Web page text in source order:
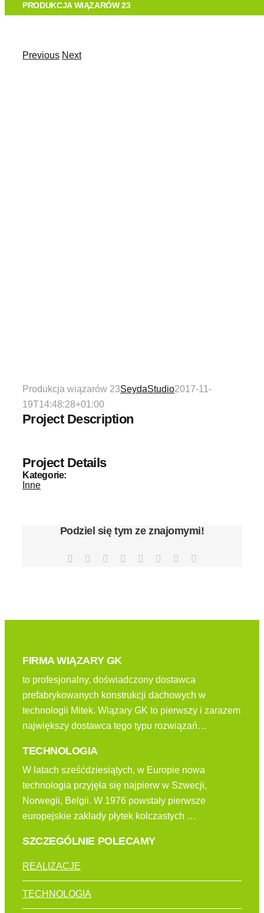
PRODUKCJA WIĄZARÓW 23
Previous Next
Produkcja wiązarów 23SeydaStudio2017-11-
19T14:48:28+01:00
Project Description
Project Details
Kategorie:
Inne
Podziel się tym ze znajomymi!
Facebook Reddit LinkedIn
TumblrPinterest
FIRMA WIĄZARY GK
to profesjonalny, doświadczony dostawca
prefabrykowanych konstrukcji dachowych w
technologii Mitek. Wiązary GK to pierwszy i zarazem
największy dostawca tego typu rozwiązań…
TECHNOLOGIA
W latach sześćdziesiątych, w Europie nowa
technologia przyjęła się najpierw w Szwecji,
Norwegii, Belgii. W 1976 powstały pierwsze
europejskie zakłady płytek kolczastych …
SZCZEGÓLNIE POLECAMY
REALIZACJE
TECHNOLOGIA